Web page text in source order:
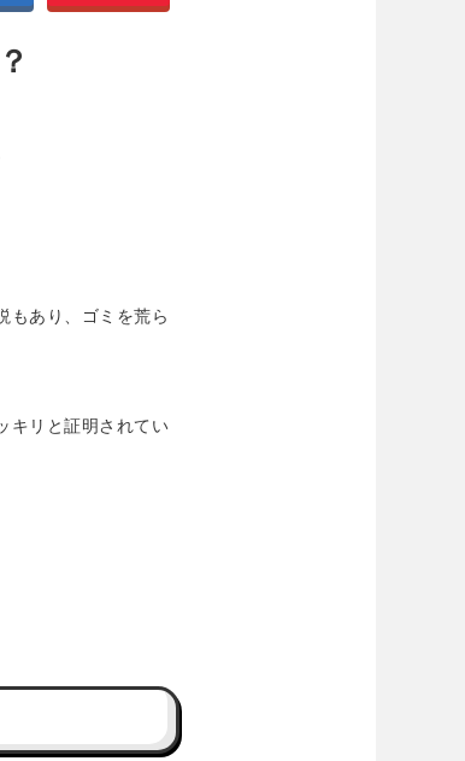
もあり、ゴミを荒ら
キリと証明されてい